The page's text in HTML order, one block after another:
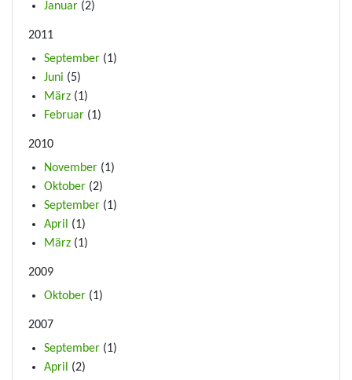
Januar (2)
2011
September (1)
Juni (5)
März (1)
Februar (1)
2010
November (1)
Oktober (2)
September (1)
April
(1)
März (1)
2009
Oktober (1)
2007
September (1)
April
(2)